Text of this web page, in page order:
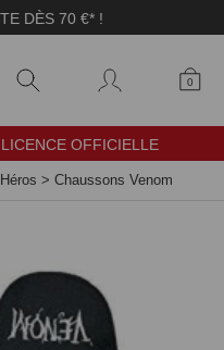
DÈS 70 €* !
0
OFFICIELLE
> Chaussons Venom